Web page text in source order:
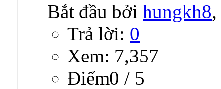
Bắt đầu bởi hungkh8
Trả lời: 0
Xem: 7,357
Ðiểm0 / 5